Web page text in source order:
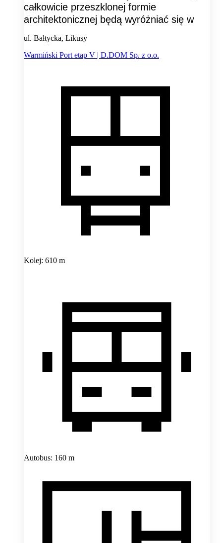
całkowicie przeszklonej formie
architektonicznej będą wyróżniać się w
ul. Bałtycka, Likusy
Warmiński Port etap V | D.DOM Sp. z o.o.
Kolej: 610 m
Autobus: 160 m